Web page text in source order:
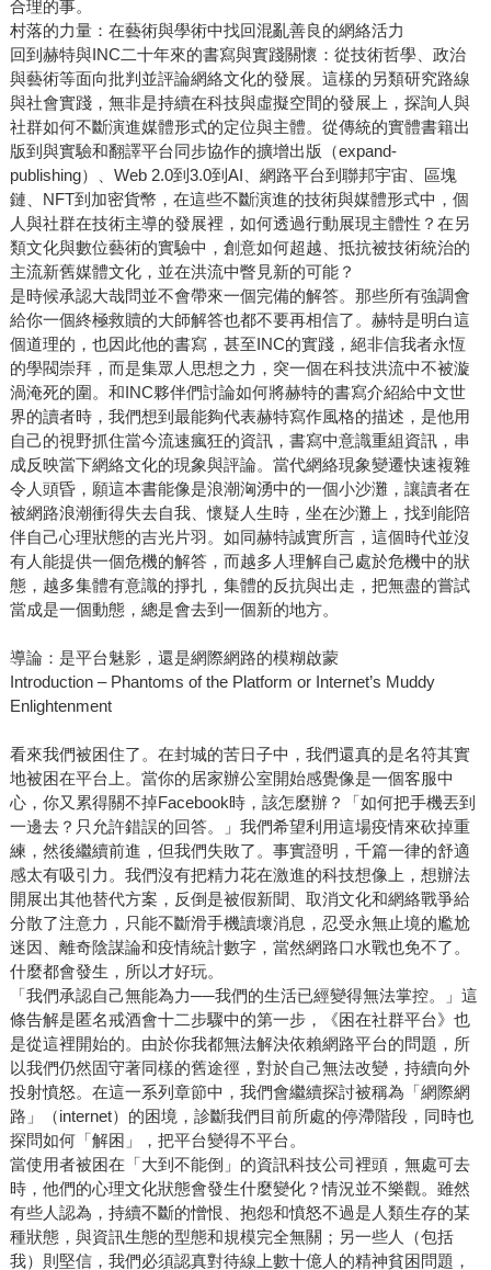
合理的事。
村落的力量：在藝術與學術中找回混亂善良的網絡活力
回到赫特與INC二十年來的書寫與實踐關懷：從技術哲學、政治
與藝術等面向批判並評論網絡文化的發展。這樣的另類研究路線
與社會實踐，無非是持續在科技與虛擬空間的發展上，探詢人與
社群如何不斷演進媒體形式的定位與主體。從傳統的實體書籍出
版到與實驗和翻譯平台同步協作的擴增出版（expand-
publishing）、Web 2.0到3.0到AI、網路平台到聯邦宇宙、區塊
鏈、NFT到加密貨幣，在這些不斷演進的技術與媒體形式中，個
人與社群在技術主導的發展裡，如何透過行動展現主體性？在另
類文化與數位藝術的實驗中，創意如何超越、抵抗被技術統治的
主流新舊媒體文化，並在洪流中瞥見新的可能？
是時候承認大哉問並不會帶來一個完備的解答。那些所有強調會
給你一個終極救贖的大師解答也都不要再相信了。赫特是明白這
個道理的，也因此他的書寫，甚至INC的實踐，絕非信我者永恆
的學閥崇拜，而是集眾人思想之力，突一個在科技洪流中不被漩
渦淹死的圍。和INC夥伴們討論如何將赫特的書寫介紹給中文世
界的讀者時，我們想到最能夠代表赫特寫作風格的描述，是他用
自己的視野抓住當今流速瘋狂的資訊，書寫中意識重組資訊，串
成反映當下網絡文化的現象與評論。當代網絡現象變遷快速複雜
令人頭昏，願這本書能像是浪潮洶湧中的一個小沙灘，讓讀者在
被網路浪潮衝得失去自我、懷疑人生時，坐在沙灘上，找到能陪
伴自己心理狀態的吉光片羽。如同赫特誠實所言，這個時代並沒
有人能提供一個危機的解答，而越多人理解自己處於危機中的狀
態，越多集體有意識的掙扎，集體的反抗與出走，把無盡的嘗試
當成是一個動態，總是會去到一個新的地方。
導論：是平台魅影，還是網際網路的模糊啟蒙
Introduction – Phantoms of the Platform or Internet’s Muddy
Enlightenment
看來我們被困住了。在封城的苦日子中，我們還真的是名符其實
地被困在平台上。當你的居家辦公室開始感覺像是一個客服中
心，你又累得關不掉Facebook時，該怎麼辦？「如何把手機丟到
一邊去？只允許錯誤的回答。」我們希望利用這場疫情來砍掉重
練，然後繼續前進，但我們失敗了。事實證明，千篇一律的舒適
感太有吸引力。我們沒有把精力花在激進的科技想像上，想辦法
開展出其他替代方案，反倒是被假新聞、取消文化和網絡戰爭給
分散了注意力，只能不斷滑手機讀壞消息，忍受永無止境的尷尬
迷因、離奇陰謀論和疫情統計數字，當然網路口水戰也免不了。
什麼都會發生，所以才好玩。
「我們承認自己無能為力──我們的生活已經變得無法掌控。」這
條告解是匿名戒酒會十二步驟中的第一步，《困在社群平台》也
是從這裡開始的。由於你我都無法解決依賴網路平台的問題，所
以我們仍然固守著同樣的舊途徑，對於自己無法改變，持續向外
投射憤怒。在這一系列章節中，我們會繼續探討被稱為「網際網
路」（internet）的困境，診斷我們目前所處的停滯階段，同時也
探問如何「解困」，把平台變得不平台。
當使用者被困在「大到不能倒」的資訊科技公司裡頭，無處可去
時，他們的心理文化狀態會發生什麼變化？情況並不樂觀。雖然
有些人認為，持續不斷的憎恨、抱怨和憤怒不過是人類生存的某
種狀態，與資訊生態的型態和規模完全無關；另一些人（包括
我）則堅信，我們必須認真對待線上數十億人的精神貧困問題，